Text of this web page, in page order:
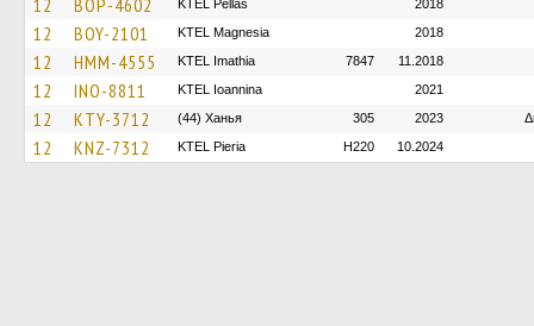
12 BOP-4602 KTEL Pellas 2018
12 BOY-2101 ΚΤΕL Magnesia 2018
12 HMM-4555 KTEL Imathia 7847 11.2018
12 INO-8811 KTEL Ioannina 2021
12 KTY-3712 (44) Ханья 305 2023
12 KNZ-7312 KTEL Pieria H220 10.2024